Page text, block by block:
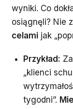
wyniki. Co
osiągnęli? Nie
celami jak
Przykład:
„klienci
tygodni”.